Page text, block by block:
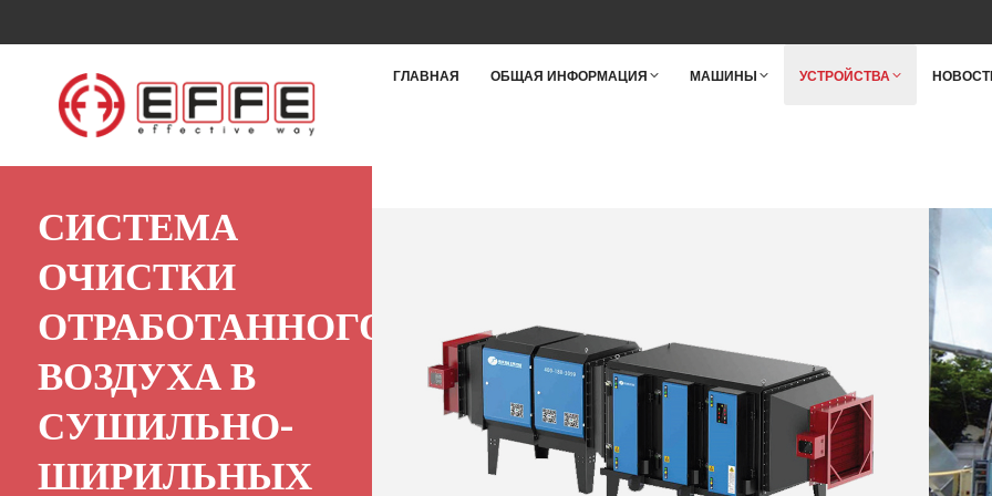
ГЛАВНАЯ ОБЩАЯ ИНФОРМАЦИЯ МАШИНЫ УСТРОЙСТВА
СИСТЕМА
ОЧИСТКИ
ОТРАБОТАННОГО
ВОЗДУХА В
СУШИЛЬНО-
ШИРИЛЬНЫХ